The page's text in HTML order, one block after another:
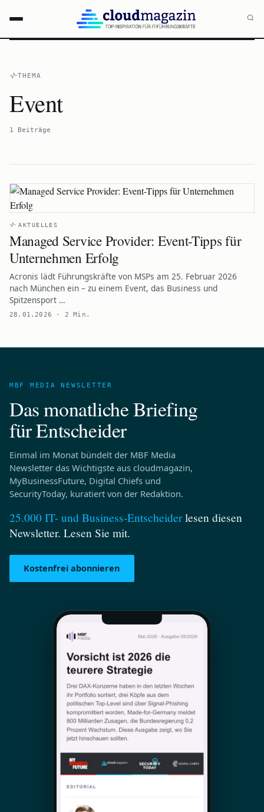
THEMA
Event
1 Beiträge
AKTUELLES
Managed Service Provider: Event-Tipps für
Unternehmen Erfolg
Acronis lädt Führungskräfte von MSPs am 25. Februar 2026
nach München ein – zu einem Event, das Business und
Spitzensport …
28.01.2026 · 2 Min.
MBF MEDIA NEWSLETTER
Das monatliche Briefing
für Entscheider
Einmal im Monat bündelt der MBF Media
Newsletter das Wichtigste aus cloudmagazin,
MyBusinessFuture, Digital Chiefs und
SecurityToday, kuratiert von der Redaktion.
25.000 IT- und Business‑Entscheiderlesen diesen
Newsletter. Lesen Sie mit.
Kostenfrei abonnieren